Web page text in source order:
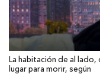
La habitación de al lado,
lugar para morir, según